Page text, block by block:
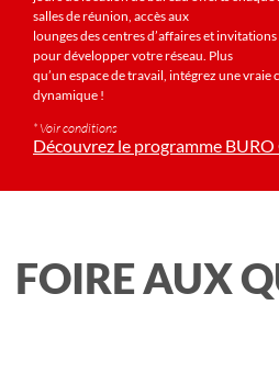
salles de réunion, accès aux
lounges des centres d’affaires et
pour développer votre réseau. Plus
qu’un espace de travail, intégrez une
dynamique !
* Voir conditions
Découvrez le programme
FOIRE AUX